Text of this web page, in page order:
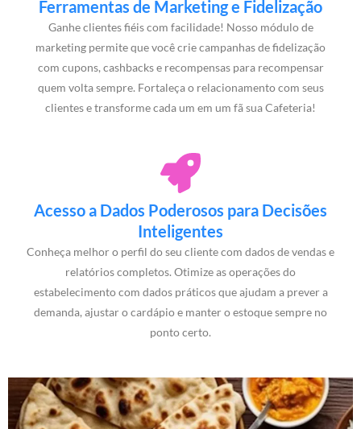
Ferramentas de Marketing e Fidelização
Ganhe clientes fiéis com facilidade! Nosso módulo de
marketing permite que você crie campanhas de fidelização
com cupons, cashbacks e recompensas para recompensar
quem volta sempre. Fortaleça o relacionamento com seus
clientes e transforme cada um em um fã sua Cafeteria!
Acesso a Dados Poderosos para Decisões
Inteligentes
Conheça melhor o perfil do seu cliente com dados de vendas e
relatórios completos. Otimize as operações do
estabelecimento com dados práticos que ajudam a prever a
demanda, ajustar o cardápio e manter o estoque sempre no
ponto certo.